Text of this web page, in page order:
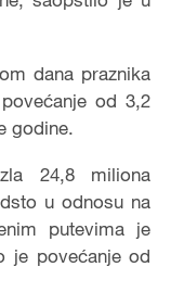
dana praznika
od 3,2
godine.
24,8 miliona
u odnosu na
putevima je
je povećanje od